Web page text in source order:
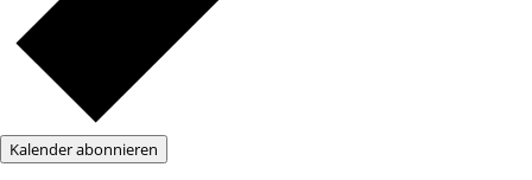
Kalender abonnieren